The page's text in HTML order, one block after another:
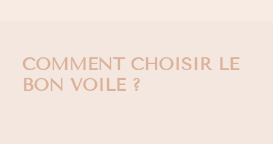
COMMENT CHOISIR LE
BON VOILE ?